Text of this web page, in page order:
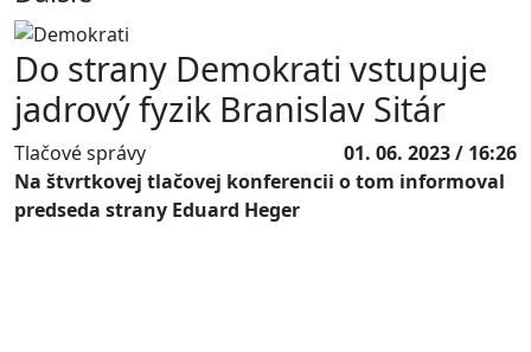
Do strany Demokrati vstupuje
jadrový fyzik Branislav Sitár
Tlačové správy
01. 06. 2023 / 16:26
Na štvrtkovej tlačovej konferencii o tom informoval
predseda strany Eduard Heger